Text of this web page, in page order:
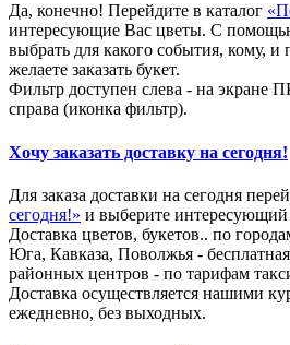
Да, конечно! Перейдите в каталог
интересующие Вас цветы. С
выбрать для какого события, кому,
желаете заказать букет.
Фильтр доступен слева - на экране
справа (иконка фильтр).
Хочу заказать доставку на сегодня!
Для заказа доставки на сегодня
сегодня!» и выберите
Доставка цветов, букетов.. по
Юга, Кавказа, Поволжья -
районных центров - по тарифам
Доставка осуществляется нашими
ежедневно, без выходных.